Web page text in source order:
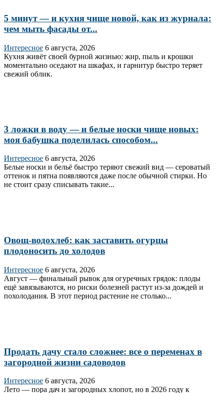
5 минут — и кухня чище новой, как из журнала:
чем мыть фасады от...
Интересное 6 августа, 2026
Кухня живёт своей бурной жизнью: жир, пыль и крошки
моментально оседают на шкафах, и гарнитур быстро теряет
свежий облик.
3 ложки в воду — и белые носки чище новых:
моя бабушка поделилась способом...
Интересное 6 августа, 2026
Белые носки и бельё быстро теряют свежий вид — сероватый
оттенок и пятна появляются даже после обычной стирки. Но
не стоит сразу списывать такие...
Овощ-водохлеб: как заставить огурцы
плодоносить до холодов
Интересное 6 августа, 2026
Август — финальный рывок для огуречных грядок: плоды
ещё завязываются, но риски болезней растут из‑за дождей и
похолодания. В этот период растение не столько...
Продать дачу стало сложнее: все о переменах в
загородной жизни садоводов
Интересное 6 августа, 2026
Лето — пора дач и загородных хлопот, но в 2026 году к